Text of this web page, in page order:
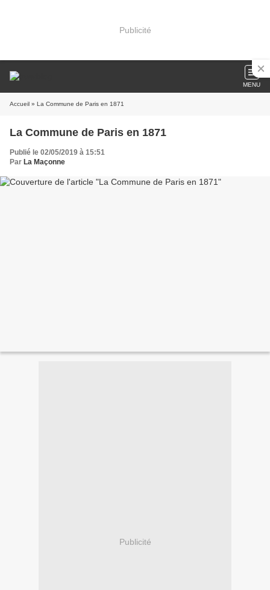
Publicité
MENU
Accueil » La Commune de Paris en 1871
La Commune de Paris en 1871
Publié le 02/05/2019 à 15:51
Par La Maçonne
Publicité